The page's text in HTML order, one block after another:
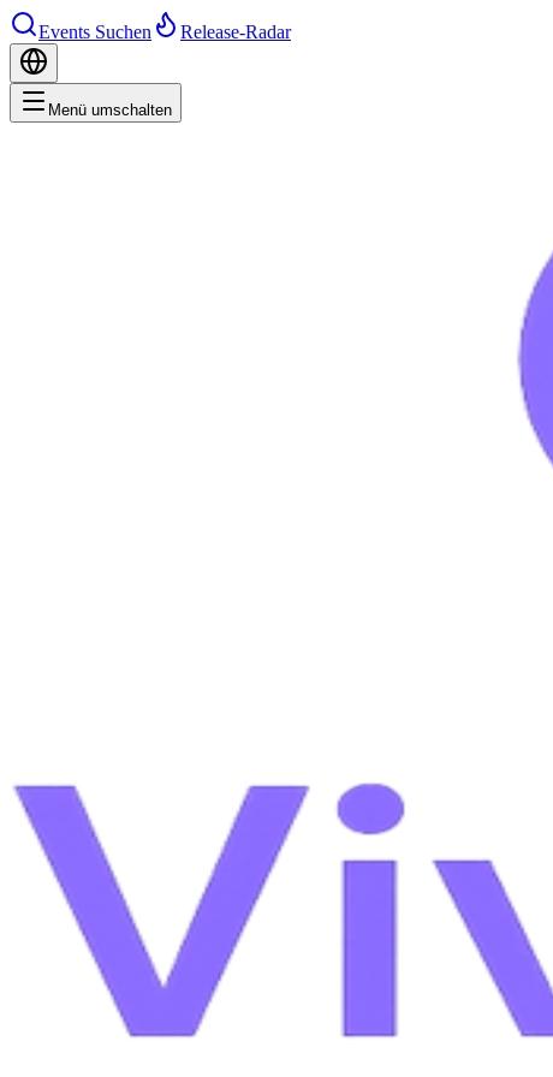
Events Suchen Release-Radar
Menü umschalten